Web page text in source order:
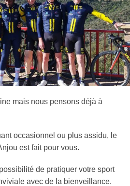
mais nous pensons déjà à
occasionnel ou plus assidu, le
est fait pour vous.
de pratiquer votre sport
avec de la bienveillance.